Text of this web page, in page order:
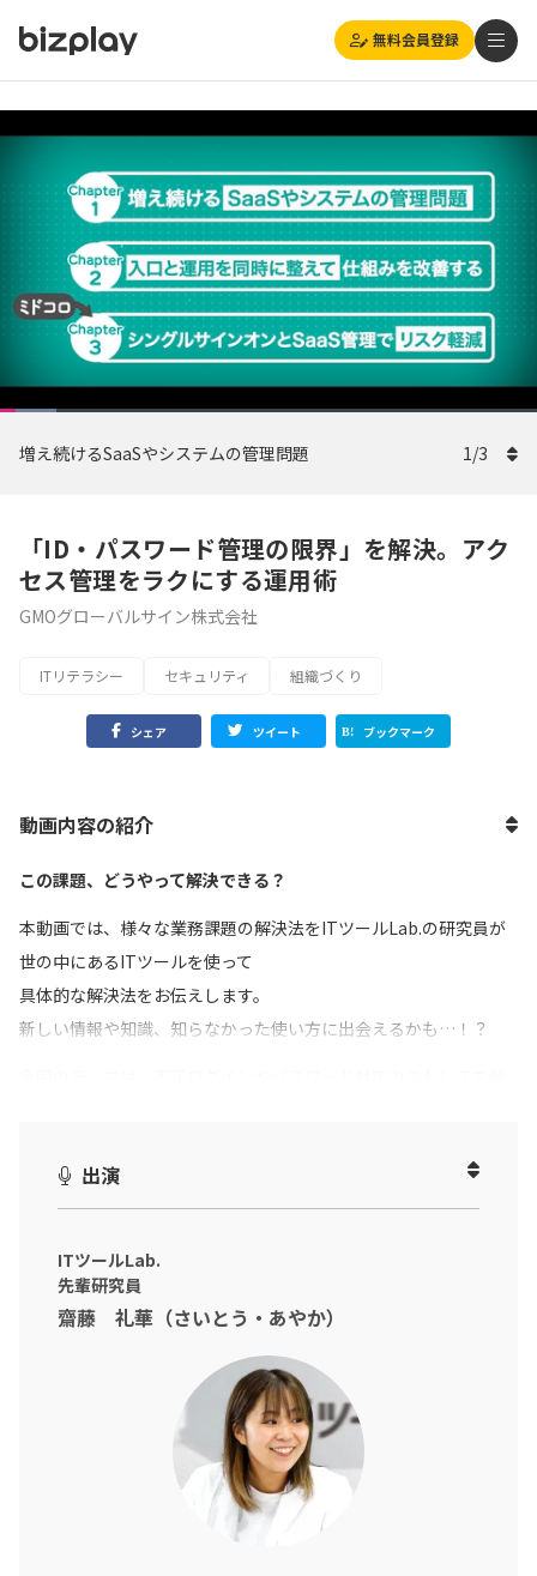
無料会員登録
Loaded:
増え続けるSaaSやシステムの管理問題 1/3
「ID・パスワード管理の限界」を解決。アク
セス管理をラクにする運用術
GMOグローバルサイン株式会社
ITリテラシー セキュリティ 組織づくり
シェア ツイート ブックマーク
動画内容の紹介
この課題、どうやって解決できる？
本動画では、様々な業務課題の解決法をITツールLab.の研究員が
世の中にあるITツールを使って
具体的な解決法をお伝えします。
新しい情報や知識、知らなかった使い方に出会えるかも…！？
情シス・IT管理の業務で、こんなお悩みはありませんか？
「不正ログインのニュースを見るたびにヒヤッとする」
「パスワード忘れの対応や監査前のログ収集に追われている」…
実はそれ、管理者の努力不足ではなく、“仕組み”の問題かもしれ
本動画では、ITツールLab.の先輩・後輩研究員が、実際にIDaaS・
SaaS管理ツール『GMOトラスト・ログイン』を使い、シングルサ
インオンによる入口の集約から、利用状況の可視化、監査対応ま
出演
ITツールLab.
先輩研究員
齋藤 礼華（さいとう・あやか）